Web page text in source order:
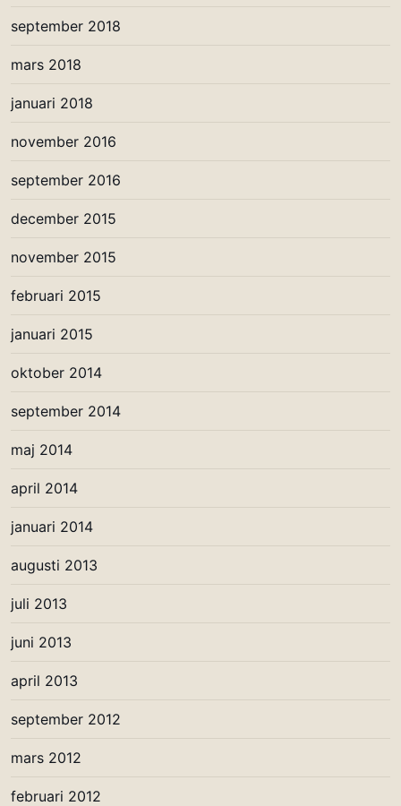
september 2018
mars 2018
januari 2018
november 2016
september 2016
december 2015
november 2015
februari 2015
januari 2015
oktober 2014
september 2014
maj 2014
april 2014
januari 2014
augusti 2013
juli 2013
juni 2013
april 2013
september 2012
mars 2012
februari 2012